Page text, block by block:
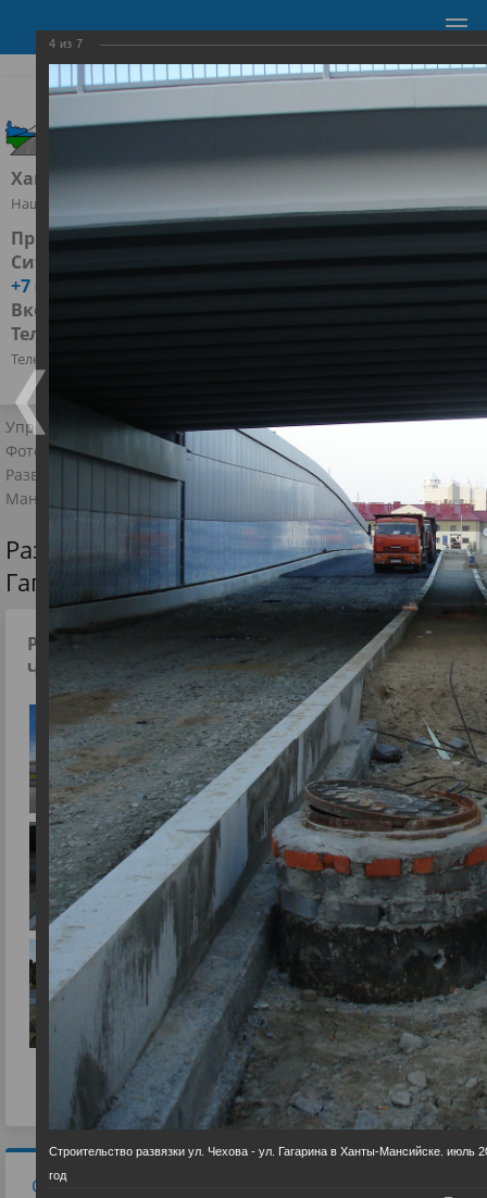
Ханты-Мансийск, ул.Ленина д.52
Наш адрес
Приёмная:+7 (3467) 96-02-68
office@ugrador.ru
Ситуационно-диспетчерский центр:
+7 (3467) 96-00-00
Вконтакте:
Телеграм:
Телефоны и соцсети
Управление автомобильных дорог › Об управлении
›
Фотогалерея
Фотогалерея
Развязка на пересечении улиц Гагарина-Чехова в Ханты-
Мансийске
Развязка на пересечении улиц
Гагарина-Чехова в Ханты-Мансийске
Развязка на пересечении улиц Гагарина-
Чехова в Ханты-Мансийске
Общие сведения
4 из 7
Строительство развязки ул. Чехова - ул. Гагарина в Ханты-Мансийске. июль
год